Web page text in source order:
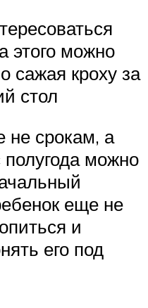
этого можно
сажая кроху за
стол
не срокам, а
можно
еще не
и
его под